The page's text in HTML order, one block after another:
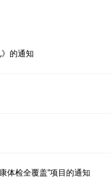
的通知
体检全覆盖”项目的通知